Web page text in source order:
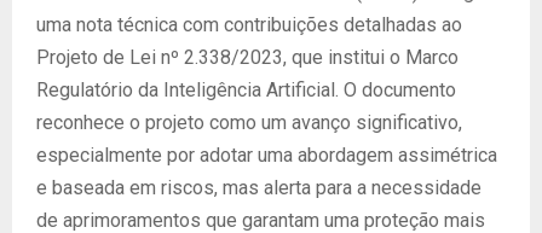
uma nota técnica com contribuições detalhadas ao
Projeto de Lei nº 2.338/2023, que institui o Marco
Regulatório da Inteligência Artificial. O documento
reconhece o projeto como um avanço significativo,
especialmente por adotar uma abordagem assimétrica
e baseada em riscos, mas alerta para a necessidade
de aprimoramentos que garantam uma proteção mais